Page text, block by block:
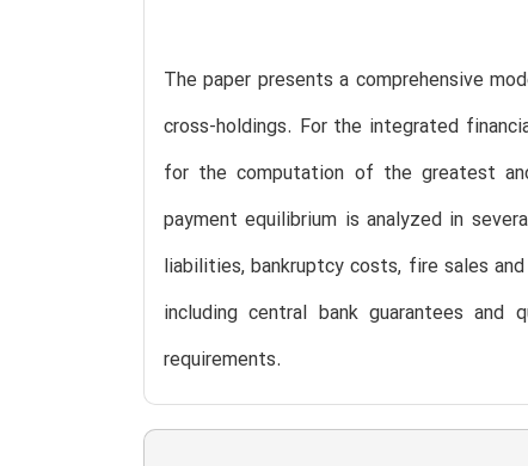
The paper presents a comprehensive
cross-holdings. For the integrated
for the computation of the greatest
payment equilibrium is analyzed in
liabilities, bankruptcy costs, fire sales
including central bank guarantees
requirements.